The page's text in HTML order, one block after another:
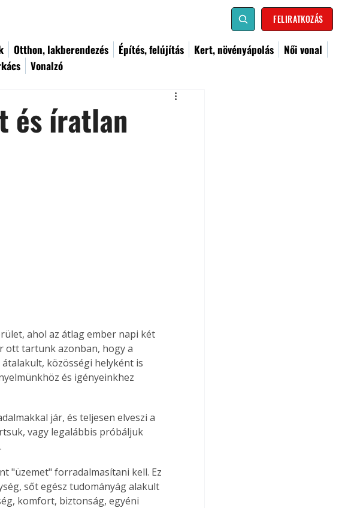
FELIRATKOZÁS
Otthon, lakberendezés Építés, felújítás Kert, növényápolás
Női vonal
Vonalzó
és íratlan
ahol az átlag ember napi két
ott tartunk azonban, hogy a
közösségi helyként is
és igényeinkhez
jár, és teljesen elveszi a
vagy legalábbis próbáljuk
"üzemet" forradalmasítani kell. Ez
sőt egész tudományág alakult
komfort, biztonság, egyéni